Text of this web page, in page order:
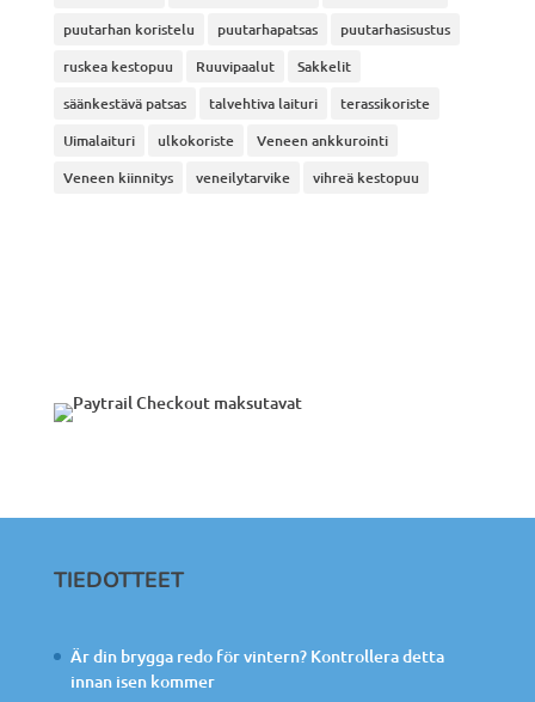
puutarhan koristelu
puutarhapatsas
puutarhasisustus
ruskea kestopuu
Ruuvipaalut
Sakkelit
säänkestävä patsas
talvehtiva laituri
terassikoriste
Uimalaituri
ulkokoriste
Veneen ankkurointi
Veneen kiinnitys
veneilytarvike vihreä kestopuu
TIEDOTTEET
Är din brygga redo för vintern? Kontrollera detta
innan isen kommer